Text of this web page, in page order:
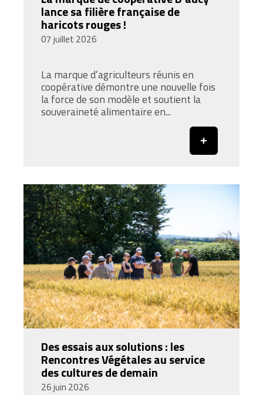
lance sa filière française de
haricots rouges !
07 juillet 2026
La marque d’agriculteurs réunis en
coopérative démontre une nouvelle fois
la force de son modèle et soutient la
souveraineté alimentaire en...
Des essais aux solutions : les
Rencontres Végétales au service
des cultures de demain
26 juin 2026